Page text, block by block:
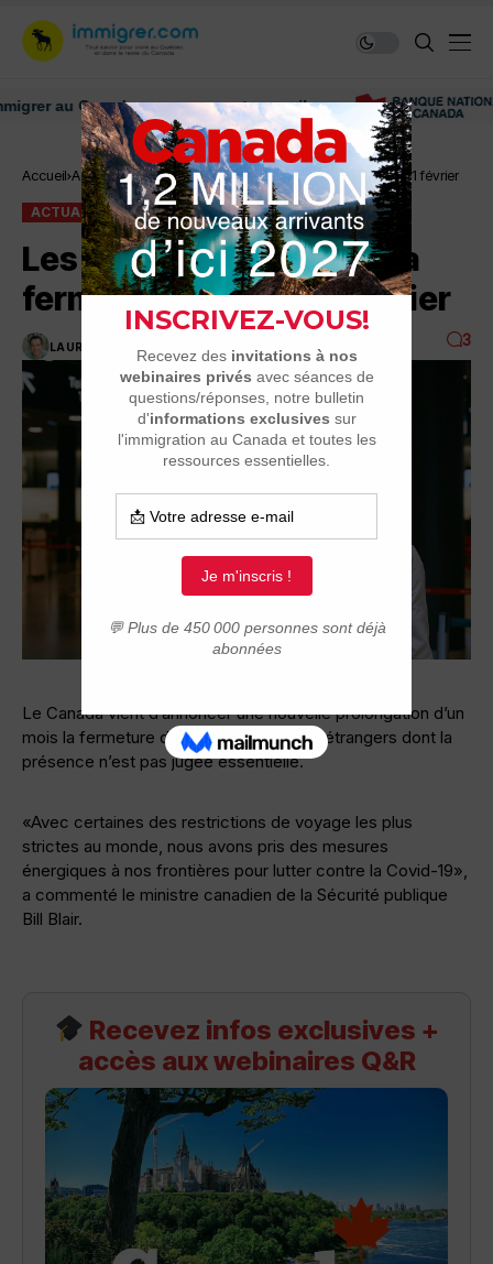
au Canada: ressources et conseils
Accueil Actualité Les frontières du Canada fermées jusqu’au 21 février
ACTUALITÉ
Les frontières du Canada
fermées jusqu’au 21 février
LAURENT GIGON 2.9K VUES 3
Le Canada vient d’annoncer une nouvelle prolongation d’un
mois la fermeture de ses frontières aux étrangers dont la
présence n’est pas jugée essentielle.
«Avec certaines des restrictions de voyage les plus
strictes au monde, nous avons pris des mesures
énergiques à nos frontières pour lutter contre la Covid-19»,
a commenté le ministre canadien de la Sécurité publique
Bill Blair.
Recevez infos exclusives +
accès aux webinaires Q&R